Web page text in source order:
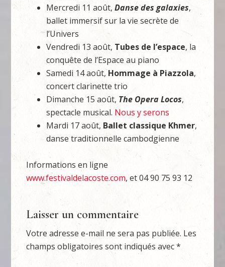
Mercredi 11 août,Danse des galaxies,
ballet immersif sur la vie secrète de
l’Univers
Vendredi 13 août, Tubes de l’espace, la
conquête de l’Espace au piano
Samedi 14 août,Hommage à Piazzola,
concert clarinette trio
Dimanche 15 août, The Opera Locos,
spectacle musical. Nous y serons
Mardi 17 août, Ballet classique Khmer,
danse traditionnelle cambodgienne
Informations en ligne
www.festivaldelacoste.com, et 04 90 75 93 12
Laisser un commentaire
Votre adresse e-mail ne sera pas publiée. Les
champs obligatoires sont indiqués avec*